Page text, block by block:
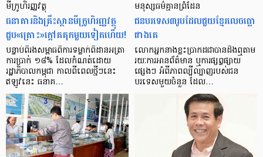
មីក្រូ​ហិរញ្ញវត្ថុ
ធនាគារ​និង​គ្រឹះស្ថាន​មីក្រូ​ហិរញ្ញវត្ថុ​
ជួប«គ្រោះ»ក្តៅ​គគុក​មួយ​ទៀត​ហើយ!
បន្ទាប់​ពី​រង​សម្ពាធ​​ពី​ការ​ទម្លាក់​ពិដាន​អត្រា​
ការ​ប្រាក់ ១៨​% ដែល​កំណត់​ដោយ​
រដ្ឋាភិបាល​កម្ពុជា កាល​ពី​ពេល​ថ្មីៗ​នេះ
ឥឡូវ​នេះ ធនាគ…
មនុស្ស​ធម៌​គ្មាន​ព្រំដែន
ជន​បរទេស​៣​រូប​ដែល​ជួយ​ខ្មែរ​លេច​ធ្លោ​
ជាង​គេ
លោកអ្នក​នាង​ខ្លះ​ប្រាកដ​ជា​បាន​​ដឹង​ឮ​តាម​
រយៈ​ការ​អាន​ព័ត៌មាន ឬ​ការ​ផ្សព្វផ្សាយ​
ផ្សេងៗ អំពី​ភាព​ល្បីល្បាញ​របស់​ជន​
បរទេស​មួយ​ចំនួន ដែល…